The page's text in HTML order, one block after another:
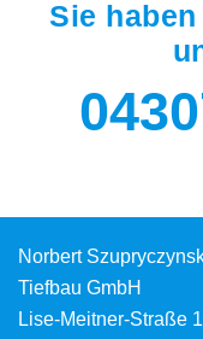
Sie
Norbert
Tiefbau GmbH
Lise-Meitner-Straße